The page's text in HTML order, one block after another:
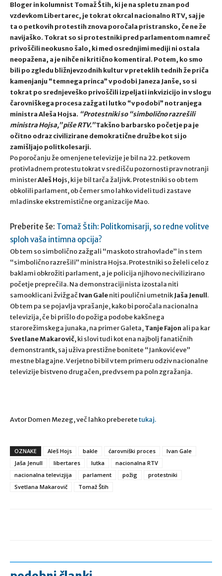
Bloger in kolumnist Tomaž Štih, ki je na spletu znan pod
vzdevkom Libertarec, je tokrat okrcal nacionalno RTV, saj je
ta o petkovih protestih znova poročala pristransko, če ne že
navijaško. Tokrat so si protestniki pred parlamentom namreč
privoščili neokusno šalo, ki med osrednjimi mediji ni ostala
neopažena, a je nihče ni kritično komentiral. Potem, ko smo
bili po zgledu bližnjevzodnih kultur v preteklih tednih že priča
kamenjanju “temnega princa” v podobi Janeza Janše, so si
tokrat po srednjeveško privoščili izpeljati inkvizicijo in v slogu
čarovniškega procesa zažgati lutko “v podobi” notranjega
ministra Aleša Hojsa. “Protestniki so “simbolično razrešili
ministra Hojsa,” piše RTV.”Takšno barbarsko početje pa je
očitno odraz civilizirane demokratične družbe kot si jo
zamišljajo politkolesarji.
Po poročanju že omenjene televizije je bil na 22. petkovem
protivladnem protestu tokrat v središču pozornosti prav notranji
ministerAleš Hojs, ki je bil tarča žaljivk. Protestniki so ob tem
obkolili parlament, ob čemer smo lahko videli tudi zastave
mladinske ekstremistične organizacije Mao.
Preberite še: Tomaž Štih: Politkomisarji, so redne volitve
sploh vaša intimna opcija?
Ob tem so simbolično zažgali “maskoto strahovlade” in s tem
“simbolično razrešili” ministra Hojsa. Protestniki so želeli celo z
baklami obkrožiti parlament, a je policija njihovo necivilizirano
početje preprečila. Na demonstraciji nista izostala niti
samooklicani žvižgačIvan Galeniti poulični umetnikJaša Jenull.
Ob tem pa se pojavlja vprašanje, kako bi poročala nacionalna
televizija, če bi prišlo do požiga podobe kakšnega
starorežimskega junaka, na primer Galeta,Tanje Fajon ali pa kar
Svetlane Makarovič, ki slovi tudi kot ena najbolj fanatičnih
demonstrantk, saj uživa prestižne bonitete “Jankovićeve”
mestne blagajne. Verjetno bi bil v tem primeru odziv nacionalne
televizije bistveno drugačen, predvsem pa poln zgražanja.
Avtor Domen Mezeg, več lahko preberetetukaj.
OZNAKE Aleš Hojs bakle ćarovniški proces
Ivan Gale
Jaša Jenull
libertares lutka
nacionalna RTV
nacionalna televizjija
parlament požig
protestniki
Svetlana Makarovič
Tomaž Štih